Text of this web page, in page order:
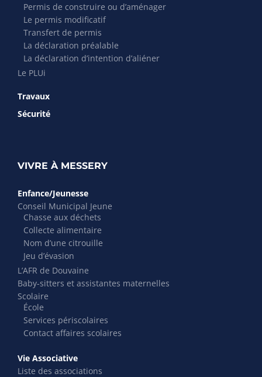
Permis de construire ou d’aménager
Le permis modificatif
Transfert de permis
La déclaration préalable
La déclaration d’intention d’aliéner
Le PLUi
Travaux
Sécurité
VIVRE À MESSERY
Enfance/Jeunesse
Conseil Municipal Jeune
Chasse aux déchets
Collecte alimentaire
Nom d’une citrouille
Jeu d’évasion
L’AFR de Douvaine
Baby-sitters et assistantes maternelles
Scolaire
École
Services périscolaires
Contact affaires scolaires
Vie Associative
Liste des associations